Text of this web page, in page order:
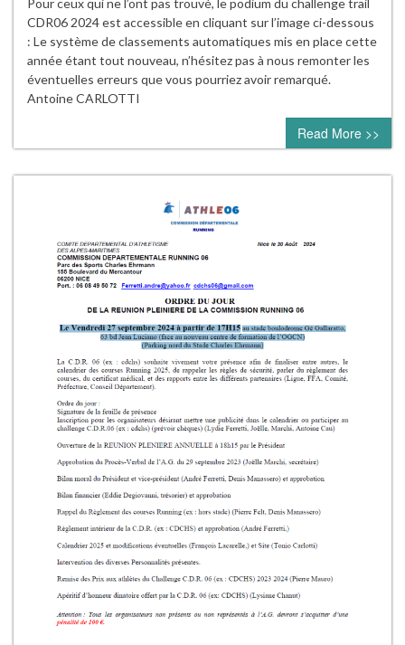
CDR06 2024 est accessible en cliquant sur l’image ci-dessous
: Le système de classements automatiques mis en place cette
année étant tout nouveau, n’hésitez pas à nous remonter les
éventuelles erreurs que vous pourriez avoir remarqué.
Antoine CARLOTTI
Read More >>